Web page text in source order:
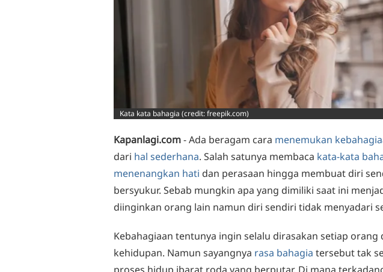
Kata kata bahagia (credit: freepik.com)
Kapanlagi.com- Ada beragam cara menemukan
dari hal sederhana. Salah satunya membaca kata-kata
menenangkan hati dan perasaan hingga membuat diri
bersyukur. Sebab mungkin apa yang dimiliki saat ini
diinginkan orang lain namun diri sendiri tidak menyadari
Kebahagiaan tentunya ingin selalu dirasakan setiap orang
kehidupan. Namun sayangnya rasa bahagia tersebut tak